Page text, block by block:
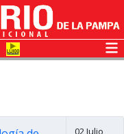
02 Julio